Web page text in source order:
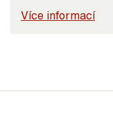
Více informací